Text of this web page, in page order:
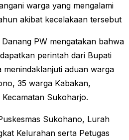
warga yang mengalami
akibat kecelakaan tersebut
PW mengatakan bahwa
perintah dari Bupati
aduan warga
35 warga Kabakan,
Sukoharjo.
Sukohano, Lurah
Kelurahan serta Petugas